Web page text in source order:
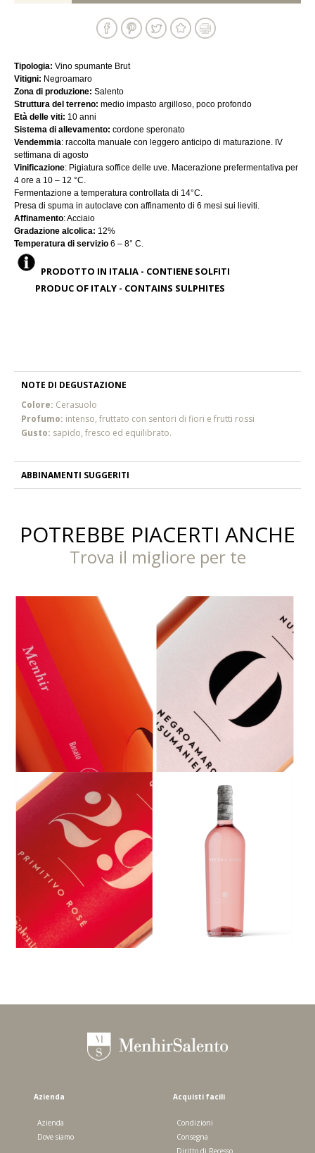
Tipologia: Vino spumante Brut
Vitigni: Negroamaro
Zona di produzione: Salento
Struttura del terreno: medio impasto argilloso, poco profondo
Età delle viti: 10 anni
Sistema di allevamento: cordone speronato
Vendemmia: raccolta manuale con leggero anticipo di maturazione. IV
settimana di agosto
Vinificazione: Pigiatura soffice delle uve. Macerazione prefermentativa per
4 ore a 10 – 12 °C.
Fermentazione a temperatura controllata di 14°C.
Presa di spuma in autoclave con affinamento di 6 mesi sui lieviti.
Affinamento: Acciaio
Gradazione alcolica: 12%
Temperatura di servizio 6 – 8° C.
PRODOTTO IN ITALIA - CONTIENE SOLFITI
PRODUC OF ITALY - CONTAINS SULPHITES
NOTE DI DEGUSTAZIONE
Colore: Cerasuolo
Profumo: intenso, fruttato con sentori di fiori e frutti rossi
Gusto: sapido, fresco ed equilibrato.
ABBINAMENTI SUGGERITI
POTREBBE PIACERTI ANCHE
Trova il migliore per te
MENHIR ROSATO IGT SALENTO -
NEGROAMARO 2025 - 750 ML
N° ZERO ROSATO IGT SALENTO -
NEGROAMARO, SUSUMANIELLO
2025- 750ML
QUOTA 29 ROSATO IGT SALENTO -
PRIMITIVO 2025 - 750 ML
PIETRA ROSA IGT SALENTO -
PRIMITIVO, SUSUMANIELLO 2025 -
Azienda
Azienda
Dove siamo
Acquisti facili
Condizioni
Consegna